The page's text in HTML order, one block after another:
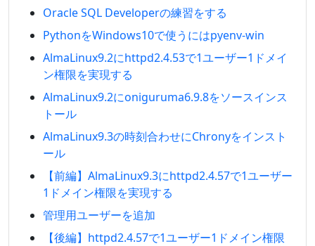
Oracle SQL Developerの練習をする
PythonをWindows10で使うにはpyenv-win
AlmaLinux9.2にhttpd2.4.53で1ユーザー1ドメイ
ン権限を実現する
AlmaLinux9.2にoniguruma6.9.8をソースインス
トール
AlmaLinux9.3の時刻合わせにChronyをインスト
ール
【前編】AlmaLinux9.3にhttpd2.4.57で1ユーザー
1ドメイン権限を実現する
管理用ユーザーを追加
【後編】httpd2.4.57で1ユーザー1ドメイン権限